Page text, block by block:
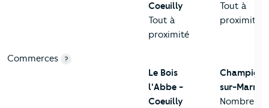
Coeuilly
Tout à
proximité
Tout à
proximité
Commerces ?
Le Bois
l'Abbe -
Coeuilly
sur-Marne
Nombreux